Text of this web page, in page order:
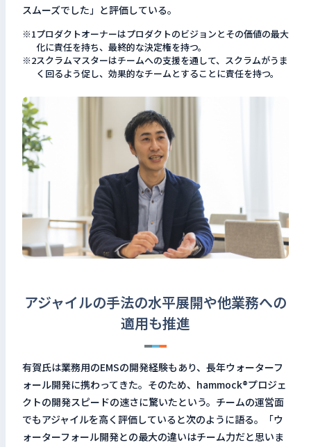
スムーズでした」と評価している。
プロダクトオーナーはプロダクトのビジョンとその価値の最大
化に責任を持ち、最終的な決定権を持つ。
スクラムマスターはチームへの支援を通して、スクラムがうま
く回るよう促し、効果的なチームとすることに責任を持つ。
アジャイルの手法の水平展開や他業務への
適用も推進
有賀氏は業務用のEMSの開発経験もあり、長年ウォーターフ
ォール開発に携わってきた。そのため、hammock®プロジェ
クトの開発スピードの速さに驚いたという。チームの運営面
でもアジャイルを高く評価していると次のように語る。「ウ
ォーターフォール開発との最大の違いはチーム力だと思いま